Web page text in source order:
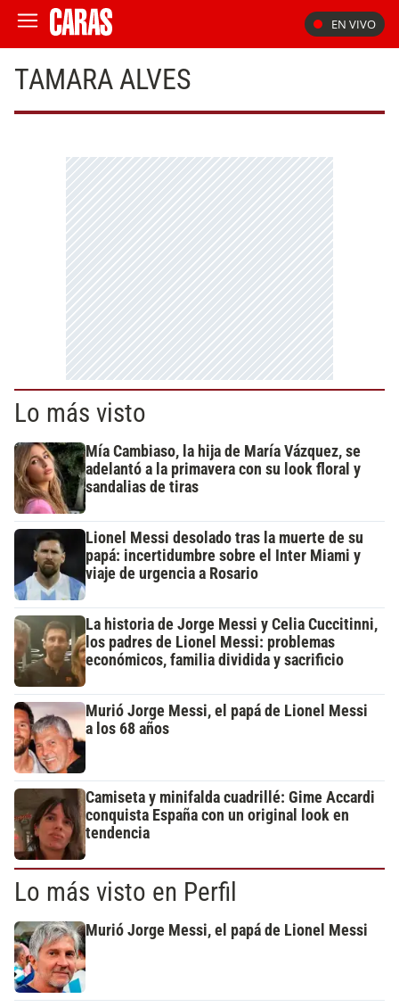
EN VIVO
TAMARA ALVES
Lo más visto
Mía Cambiaso, la hija de María Vázquez, se
adelantó a la primavera con su look floral y
sandalias de tiras
Lionel Messi desolado tras la muerte de su
papá: incertidumbre sobre el Inter Miami y
viaje de urgencia a Rosario
La historia de Jorge Messi y Celia Cuccitinni,
los padres de Lionel Messi: problemas
económicos, familia dividida y sacrificio
Murió Jorge Messi, el papá de Lionel Messi
a los 68 años
Camiseta y minifalda cuadrillé: Gime Accardi
conquista España con un original look en
tendencia
Lo más visto en Perfil
Murió Jorge Messi, el papá de Lionel Messi